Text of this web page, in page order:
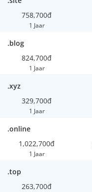
758,700đ
1 Jaar
.blog
824,700đ
1 Jaar
.xyz
329,700đ
1 Jaar
.online
1,022,700đ
1 Jaar
.top
263,700đ